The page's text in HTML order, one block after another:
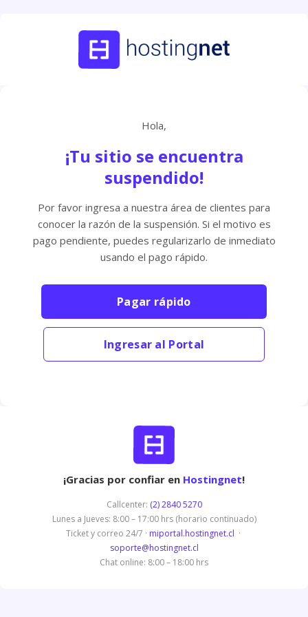
Hola,
¡Tu sitio se encuentra
suspendido!
Por favor ingresa a nuestra área de clientes para
conocer la razón de la suspensión. Si el motivo es
pago pendiente, puedes regularizarlo de inmediato
usando el pago rápido.
Pagar rápido
Ingresar al Portal
¡Gracias por confiar en Hostingnet!
Callcenter: (2) 2840 5270
Lunes a Jueves: 8:00 – 17:00 hrs (horario continuado)
Ticket y correo 24/7 · miportal.hostingnet.cl ·
soporte@hostingnet.cl
Chat online: 8:00 – 18:00 hrs